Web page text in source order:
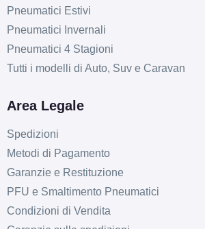
Pneumatici Estivi
Pneumatici Invernali
Pneumatici 4 Stagioni
Tutti i modelli di Auto, Suv e Caravan
Area Legale
Spedizioni
Metodi di Pagamento
Garanzie e Restituzione
PFU e Smaltimento Pneumatici
Condizioni di Vendita